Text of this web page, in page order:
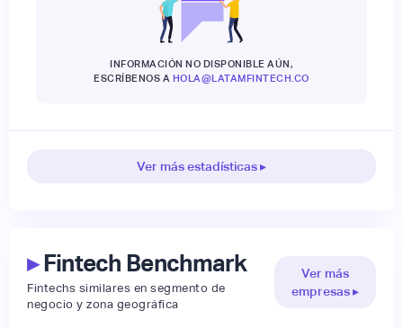
INFORMACIÓN NO DISPONIBLE AÚN,
ESCRÍBENOS A HOLA@LATAMFINTECH.CO
Ver más estadísticas ▸
▸Fintech Benchmark
Fintechs similares en segmento de
negocio y zona geográfica
Ver más
empresas ▸